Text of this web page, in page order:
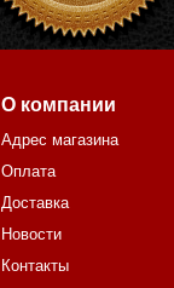
О компании
Адрес магазина
Оплата
Доставка
Новости
Контакты